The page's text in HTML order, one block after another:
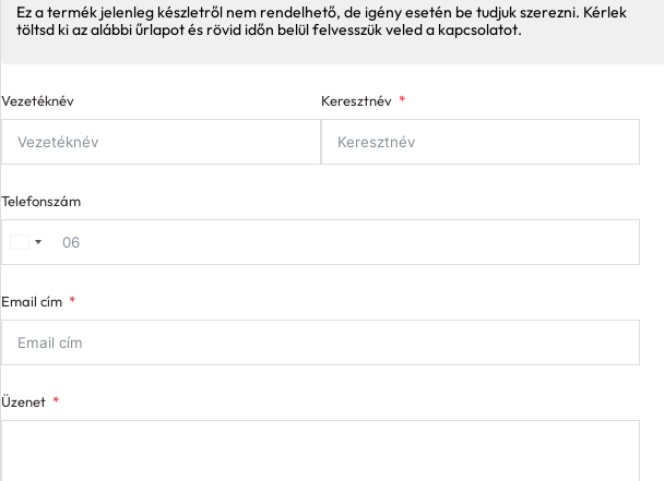
Ez a termék jelenleg készletről nem rendelhető, de igény esetén be tudjuk szerezni. Kérlek
töltsd ki az alábbi űrlapot és rövid időn belül felvesszük veled a kapcsolatot.
Vezetéknév Keresztnév
Telefonszám
Email cím
Üzenet